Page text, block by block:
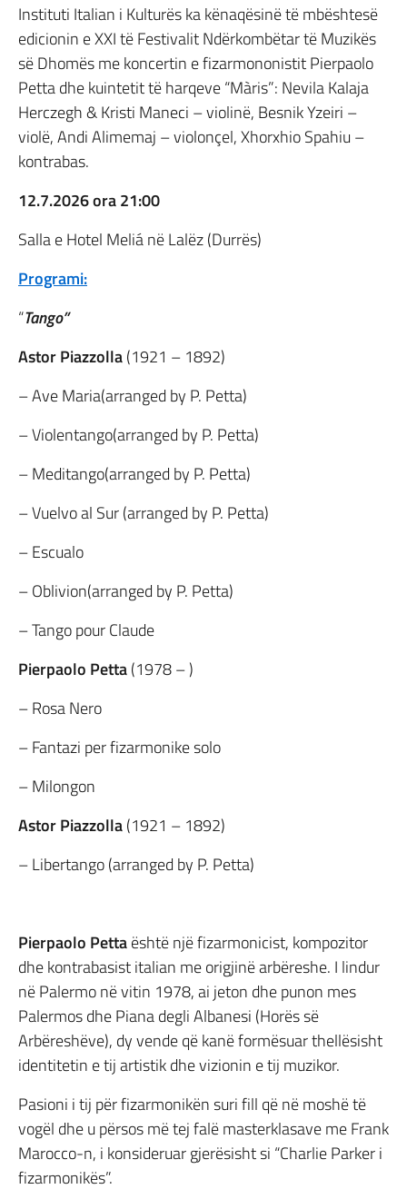
Instituti Italian i Kulturës ka kënaqësinë të mbështesë
edicionin e XXI të Festivalit Ndërkombëtar të Muzikës
së Dhomës me koncertin e fizarmononistit Pierpaolo
Petta dhe kuintetit të harqeve “Màris”: Nevila Kalaja
Herczegh & Kristi Maneci – violinë, Besnik Yzeiri –
violë, Andi Alimemaj – violonçel, Xhorxhio Spahiu –
kontrabas.
12.7.2026 ora 21:00
Salla e Hotel Meliá në Lalëz (Durrës)
Programi:
“Tango”
Astor Piazzolla(1921 – 1892)
– Ave Maria(arranged by P. Petta)
– Violentango(arranged by P. Petta)
– Meditango(arranged by P. Petta)
– Vuelvo al Sur (arranged by P. Petta)
– Escualo
– Oblivion(arranged by P. Petta)
– Tango pour Claude
Pierpaolo Petta(1978 – )
– Rosa Nero
– Fantazi per fizarmonike solo
– Milongon
Astor Piazzolla(1921 – 1892)
– Libertango (arranged by P. Petta)
Pierpaolo Pettaështë një fizarmonicist, kompozitor
dhe kontrabasist italian me origjinë arbëreshe. I lindur
në Palermo në vitin 1978, ai jeton dhe punon mes
Palermos dhe Piana degli Albanesi (Horës së
Arbëreshëve), dy vende që kanë formësuar thellësisht
identitetin e tij artistik dhe vizionin e tij muzikor.
Pasioni i tij për fizarmonikën suri fill që në moshë të
vogël dhe u përsos më tej falë masterklasave me Frank
Marocco-n, i konsideruar gjerësisht si “Charlie Parker i
fizarmonikës”.